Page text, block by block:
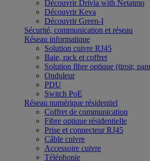
Découvrir Drivia with Netatmo
Découvrir Keva
Découvrir Green-I
Sécurité, communication et réseau
Réseau informatique
Solution cuivre RJ45
Baie, rack et coffret
Solution fibre optique (tiroir,
Onduleur
PDU
Switch PoE
Réseau numérique résidentiel
Coffret de communication
Fibre optique résidentielle
Prise et connecteur RJ45
Câble cuivre
Accessoire cuivre
Téléphonie